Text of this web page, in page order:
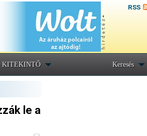
RSS
KITEKINTŐ Keresés
le a